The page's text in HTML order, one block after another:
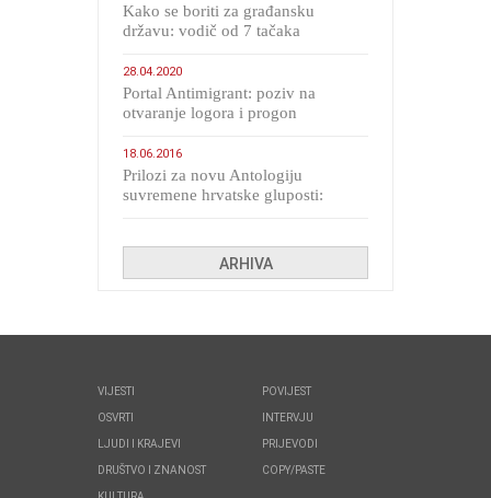
Kako se boriti za građansku
državu: vodič od 7 tačaka
28.04.2020
Portal Antimigrant: poziv na
otvaranje logora i progon
18.06.2016
Prilozi za novu Antologiju
suvremene hrvatske gluposti:
ARHIVA
VIJESTI
OSVRTI
LJUDI I KRAJEVI
DRUŠTVO I ZNANOST
POVIJEST
INTERVJU
PRIJEVODI
COPY/PASTE